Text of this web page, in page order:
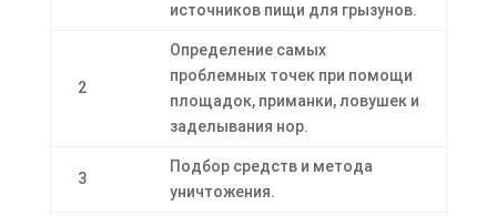
источников пищи для грызунов.
2
Определение самых
проблемных точек при помощи
площадок, приманки, ловушек и
заделывания нор.
3
Подбор средств и метода
уничтожения.